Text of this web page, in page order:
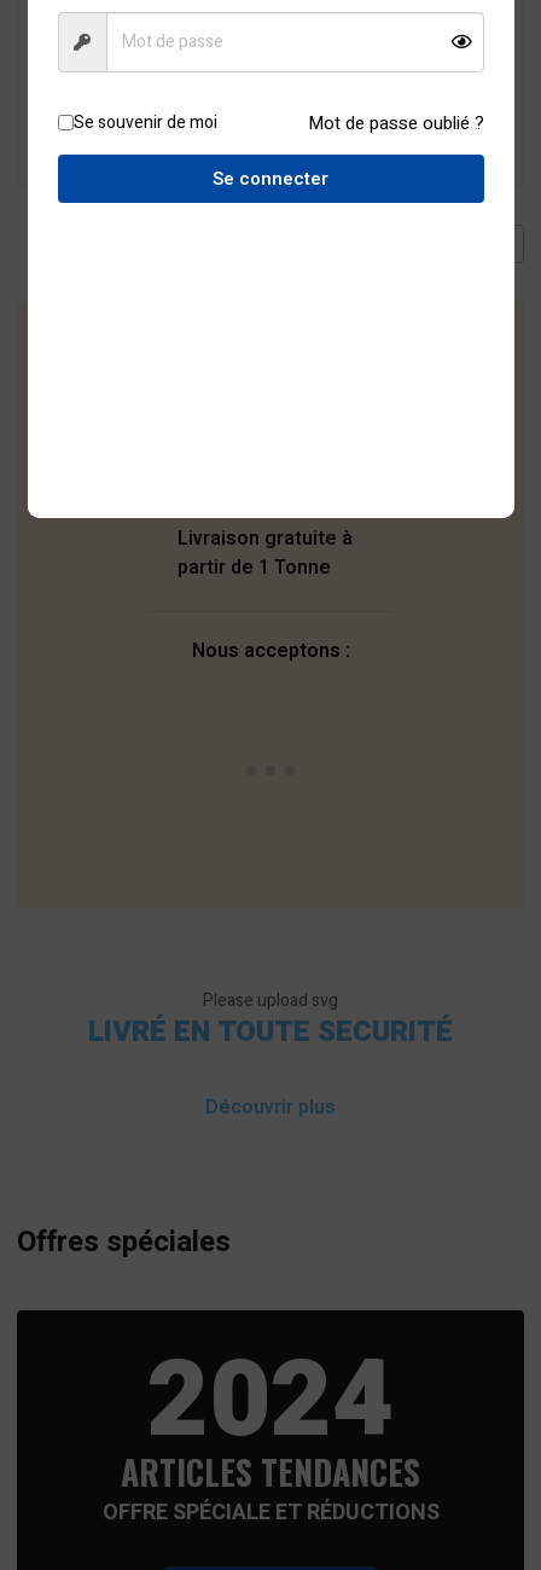
1068968CFA
Acheter via
WhatsApp
0CFA
Acheter via
WhatsApp
Livraison gratuite à
partir de 1 Tonne
Nous acceptons :
Please upload svg
LIVRÉ EN TOUTE SECURITÉ
Découvrir plus
Offres spéciales
2024
ARTICLES TENDANCES
OFFRE SPÉCIALE ET RÉDUCTIONS
Se souvenir de moi Mot de passe oublié ?
Se connecter